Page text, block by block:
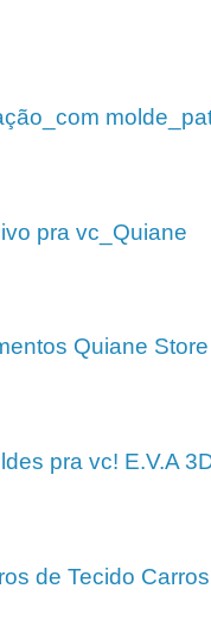
pra vc_Quiane
Quiane Store
pra vc! E.V.A
de Tecido Carros